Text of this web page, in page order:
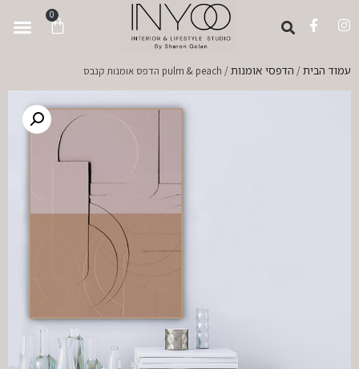
0
עמוד הבית/ הדפסי אומנות/ pulm & peach הדפס אומנות קנבס